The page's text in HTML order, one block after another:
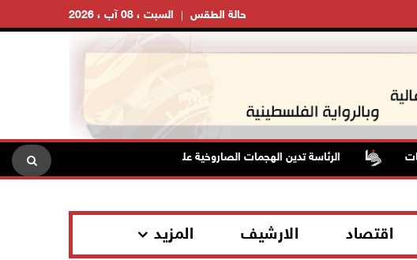
السبت ، 08 آب ، 2026 حالة الطقس
الرئاسة تدين الهجمات الصاروخية على المملكة العربية السعودية والجمهورية
اقتصاد الارشيف المزيد